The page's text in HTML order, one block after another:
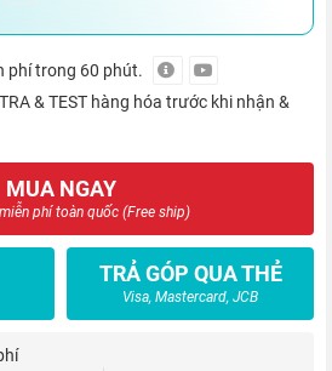
phí trong 60 phút.
& TEST hàng hóa trước khi nhận &
MUA NGAY
phí toàn quốc (Free ship)
TRẢ GÓP QUA THẺ
Visa, Mastercard, JCB